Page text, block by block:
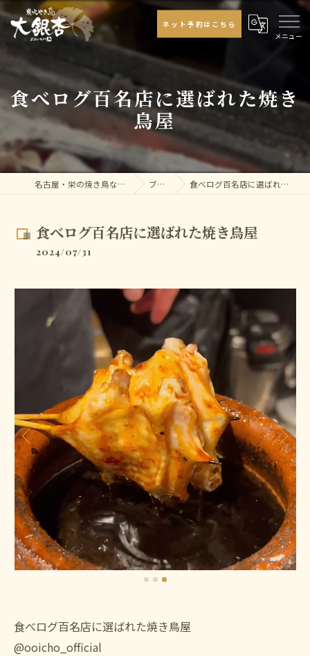
ネット予約はこちら
食べログ百名店に選ばれた焼き
鳥屋
名古屋・栄の焼き鳥なら大銀杏 ブログ 食べログ百名店に選ばれた焼き鳥屋
食べログ百名店に選ばれた焼き鳥屋
2024/07/31
食べログ百名店に選ばれた焼き鳥屋
@ooicho_official